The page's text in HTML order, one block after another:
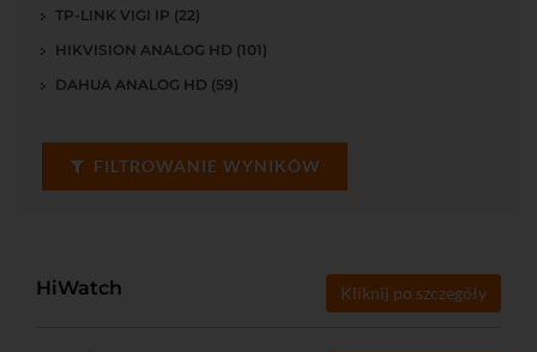
TP-LINK VIGI IP (22)
HIKVISION ANALOG HD (101)
DAHUA ANALOG HD (59)
FILTROWANIE WYNIKÓW
HiWatch Kliknij po szczegóły